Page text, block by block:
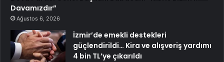
Davamızdır”
Ağustos 6, 2026
İzmir’de emekli destekleri
güçlendirildi… Kira ve alışveriş yardımı
4 bin TL’ye çıkarıldı